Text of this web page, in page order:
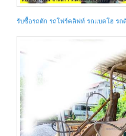
รับซื้อรถตัก รถโฟร์คลิฟท์ รถแบคโฮ รถ